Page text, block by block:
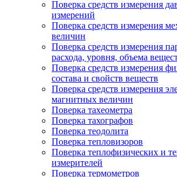
Поверка средств измерения
измерений
Поверка средств измерения
величин
Поверка средств измерения
расхода, уровня, объема
Поверка средств измерения
состава и свойств веществ
Поверка средств измерения
магнитных величин
Поверка тахеометра
Поверка тахографов
Поверка теодолита
Поверка тепловизоров
Поверка теплофизических и
измерителей
Поверка термометров